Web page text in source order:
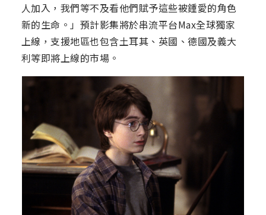
人加入，我們等不及看他們賦予這些被鍾愛的角色
新的生命。」預計影集將於串流平台Max全球獨家
上線，支援地區也包含土耳其、英國、德國及義大
利等即將上線的市場。